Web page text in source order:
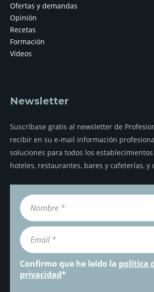
Ofertas y demandas
Opinión
Recetas
Formación
Vídeos
Newsletter
Suscríbase gratis al newsletter de
recibir en su e-mail información
soluciones para todos los
hoteles, restaurantes, bares y cafeterías, y
Confirmo que he leído la política
privacidad*